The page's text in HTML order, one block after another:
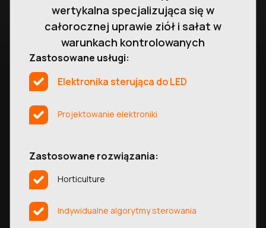
wertykalna specjalizująca się w
całorocznej uprawie ziół i sałat w
warunkach kontrolowanych
Zastosowane usługi:
Elektronika sterująca do LED
Projektowanie elektroniki
Zastosowane rozwiązania:
Horticulture
Indywidualne algorytmy sterowania